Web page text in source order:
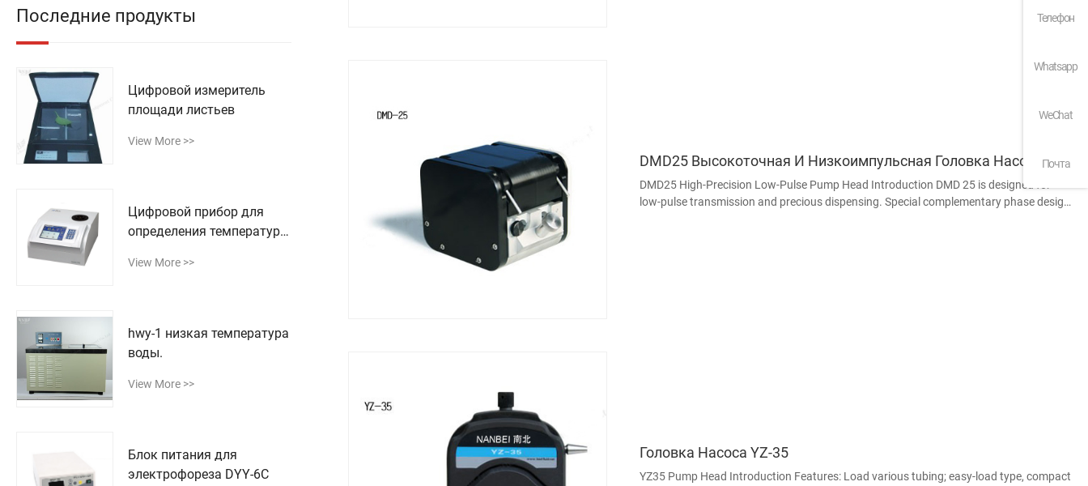
Последние продукты
Цифровой измеритель
площади листьев
View More >>
Цифровой прибор для
определения температуры
View More >>
hwy-1 низкая температура
воды.
View More >>
Блок питания для
электрофореза DYY-6C
DMD25 Высокоточная И Низкоимпульсная Головка Насоса
DMD25 High-Precision Low-Pulse Pump Head Introduction DMD 25 is designed for
low-pulse transmission and precious dispensing. Special complementary phase design
Головка Насоса YZ-35
YZ35 Pump Head Introduction Features: Load various tubing; easy-load type, compact
Телефон
Whatsapp
WeChat
Почта